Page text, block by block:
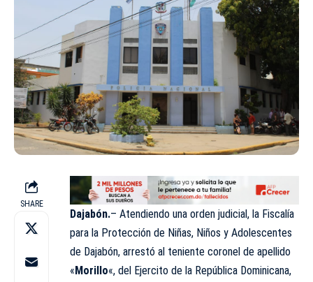
SHARE
Dajabón.– Atendiendo una orden judicial, la Fiscalía
para la Protección de Niñas, Niños y Adolescentes
de Dajabón, arrestó al teniente coronel de apellido
«Morillo«, del Ejercito de la República Dominicana,